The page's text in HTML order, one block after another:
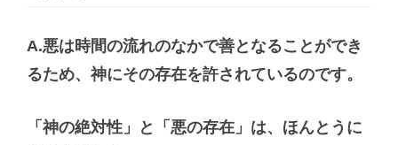
A.悪は時間の流れのなかで善となることができ
るため、神にその存在を許されているのです。
「神の絶対性」と「悪の存在」は、ほんとうに